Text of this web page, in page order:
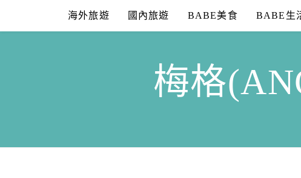
content
海外旅遊 國內旅遊 BABE美食 BABE生
梅格